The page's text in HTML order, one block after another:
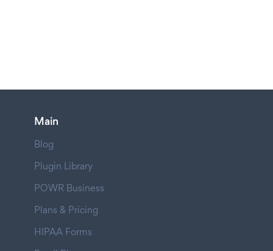
Main
Blog
Plugin Library
POWR Business
Plans & Pricing
HIPAA Forms